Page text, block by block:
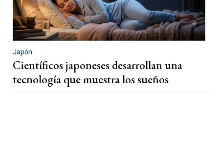
Japón
Científicos japoneses desarrollan una
tecnología que muestra los sueños